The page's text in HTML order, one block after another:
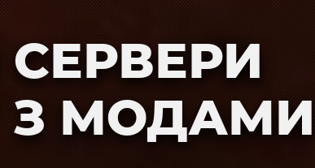
З МОДАМИ